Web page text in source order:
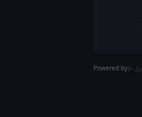
Powered by